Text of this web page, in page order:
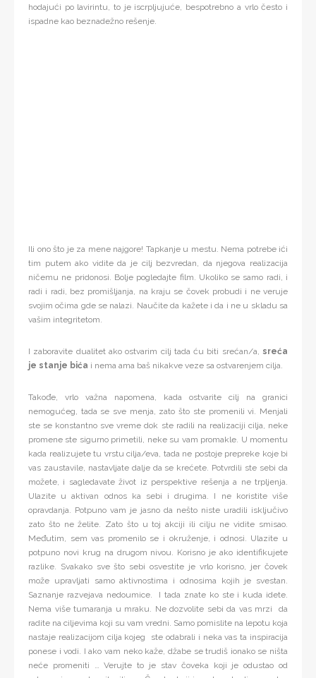
hodajući po lavirintu, to je iscrpljujuće, bespotrebno a vrlo često i
ispadne kao beznadežno rešenje.
Ili ono što je za mene najgore! Tapkanje u mestu. Nema potrebe ići
tim putem ako vidite da je cilj bezvredan, da njegova realizacija
ničemu ne pridonosi. Bolje pogledajte film. Ukoliko se samo radi, i
radi i radi, bez promišljanja, na kraju se čovek probudi i ne veruje
svojim očima gde se nalazi. Naučite da kažete i da i ne u skladu sa
vašim integritetom.
I zaboravite dualitet ako ostvarim cilj tada ću biti srećan/a, sreća
je stanje bića i nema ama baš nikakve veze sa ostvarenjem cilja.
Takođe, vrlo važna napomena, kada ostvarite cilj na granici
nemogućeg, tada se sve menja, zato što ste promenili vi. Menjali
ste se konstantno sve vreme dok ste radili na realizaciji cilja, neke
promene ste sigurno primetili, neke su vam promakle. U momentu
kada realizujete tu vrstu cilja/eva, tada ne postoje prepreke koje bi
vas zaustavile, nastavljate dalje da se krećete. Potvrdili ste sebi da
možete, i sagledavate život iz perspektive rešenja a ne trpljenja.
Ulazite u aktivan odnos ka sebi i drugima. I ne koristite više
opravdanja. Potpuno vam je jasno da nešto niste uradili isključivo
zato što ne želite. Zato što u toj akciji ili cilju ne vidite smisao.
Međutim, sem vas promenilo se i okruženje, i odnosi. Ulazite u
potpuno novi krug na drugom nivou. Korisno je ako identifikujete
razlike. Svakako sve što sebi osvestite je vrlo korisno, jer čovek
može upravljati samo aktivnostima i odnosima kojih je svestan.
Saznanje razvejava nedoumice. I tada znate ko ste i kuda idete.
Nema više tumaranja u mraku. Ne dozvolite sebi da vas mrzi da
radite na ciljevima koji su vam vredni. Samo pomislite na lepotu koja
nastaje realizacijom cilja kojeg ste odabrali i neka vas ta inspiracija
ponese i vodi. I ako vam neko kaže, džabe se trudiš ionako se ništa
neće promeniti … Verujte to je stav čoveka koji je odustao od